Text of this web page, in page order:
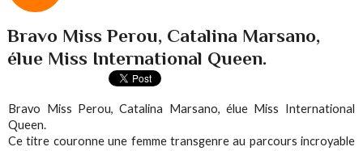
Bravo Miss Perou, Catalina Marsano,
élue Miss International Queen.
Bravo Miss Perou, Catalina Marsano, élue Miss International
Queen.
Ce titre couronne une femme transgenre au parcours incroyable